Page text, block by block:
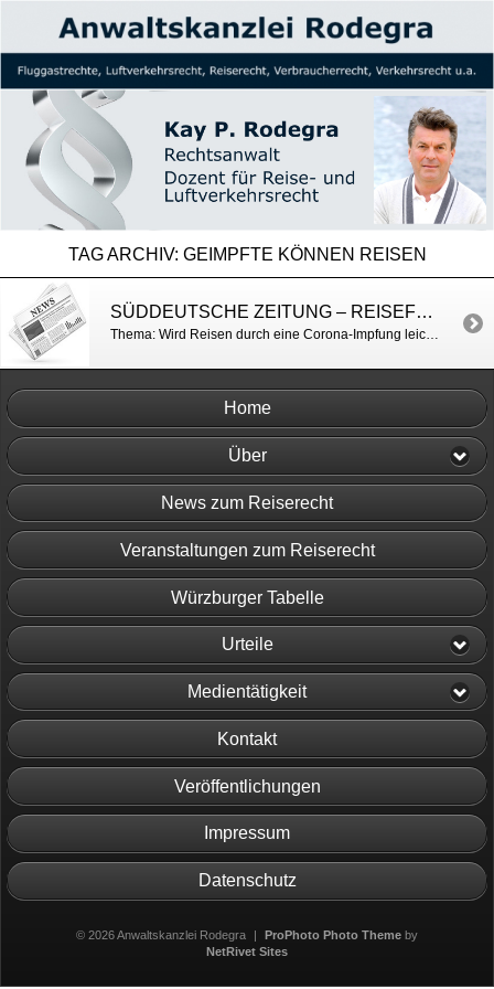
TAG ARCHIV: GEIMPFTE KÖNNEN REISEN
SÜDDEUTSCHE ZEITUNG – REISEFREIHEIT MIT IMPFPASS
Thema: Wird Reisen durch eine Corona-Impfung leichter? https://www.sueddeutsche.de/reise/reisen-impfung-coronavirus-1.5179661?reduced=true
Home
Über
News zum Reiserecht
Veranstaltungen zum Reiserecht
Würzburger Tabelle
Urteile
Medientätigkeit
Kontakt
Veröffentlichungen
Impressum
Datenschutz
© 2026 Anwaltskanzlei Rodegra | ProPhoto Photo Themeby
NetRivet Sites